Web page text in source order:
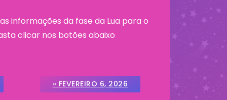
informações da fase da Lua para o
clicar nos botões abaixo
» FEVEREIRO 6, 2026